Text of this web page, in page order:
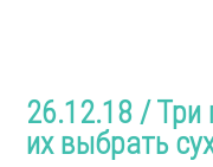
26.12.18 / Три
их выбрать